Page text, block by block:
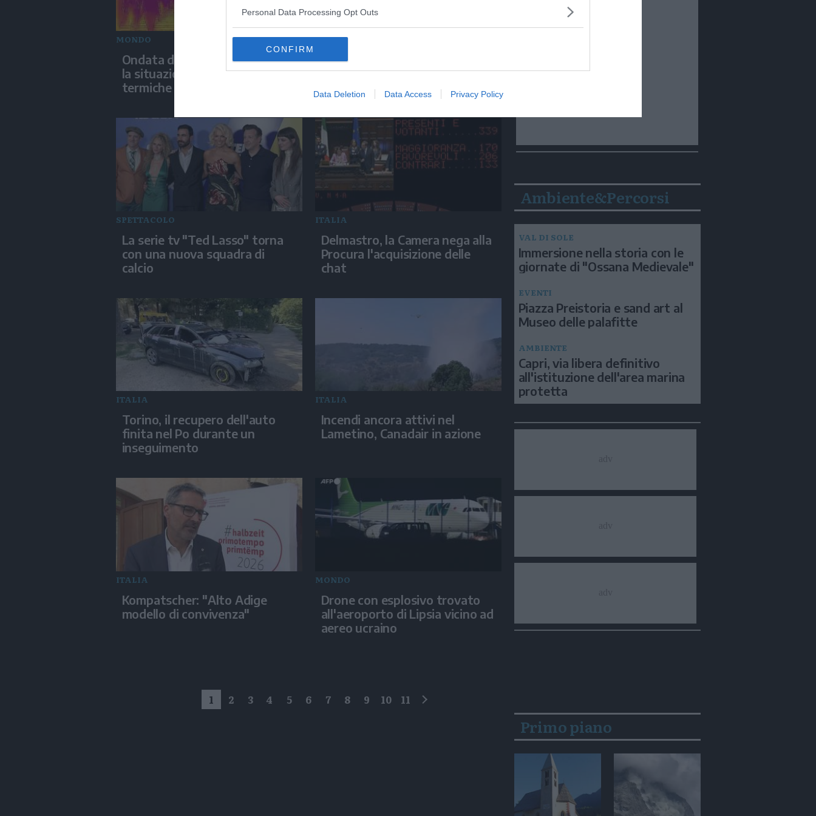
Personal Data Processing Opt Outs
CONFIRM
Data Deletion Data Access Privacy Policy
MONDO
Ondata di calore travolge Seul,
la situazione nelle immagini
termiche
ITALIA
Delmastro, negato l'uso delle
chat: le proteste di Avs e M5s
SPETTACOLO
La serie tv "Ted Lasso" torna
con una nuova squadra di
calcio
ITALIA
Delmastro, la Camera nega alla
Procura l'acquisizione delle
chat
ITALIA
Torino, il recupero dell'auto
finita nel Po durante un
inseguimento
ITALIA
Incendi ancora attivi nel
Lametino, Canadair in azione
ITALIA
Kompatscher: "Alto Adige
modello di convivenza"
MONDO
Drone con esplosivo trovato
all'aeroporto di Lipsia vicino ad
aereo ucraino
1 2 3 4 5 6 7 8 9 10 11
Ambiente&Percorsi
VAL DI SOLE
Immersione nella storia con le
giornate di "Ossana Medievale"
EVENTI
Piazza Preistoria e sand art al
Museo delle palafitte
AMBIENTE
Capri, via libera definitivo
all'istituzione dell'area marina
protetta
Primo piano